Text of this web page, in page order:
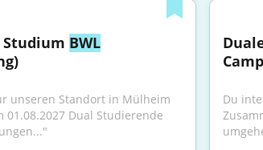
BWL
unseren Standort in Mülheim
Du